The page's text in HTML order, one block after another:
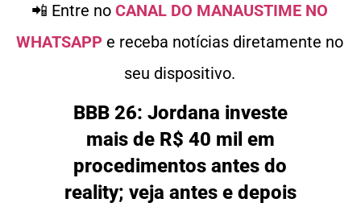
📲 Entre no CANAL DO MANAUSTIME NO
WHATSAPP e receba notícias diretamente no
seu dispositivo.
BBB 26: Jordana investe
mais de R$ 40 mil em
procedimentos antes do
reality; veja antes e depois